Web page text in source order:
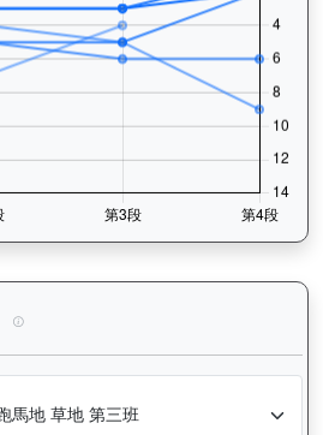
浪漫鬥士（L240）— 完成時間標準差